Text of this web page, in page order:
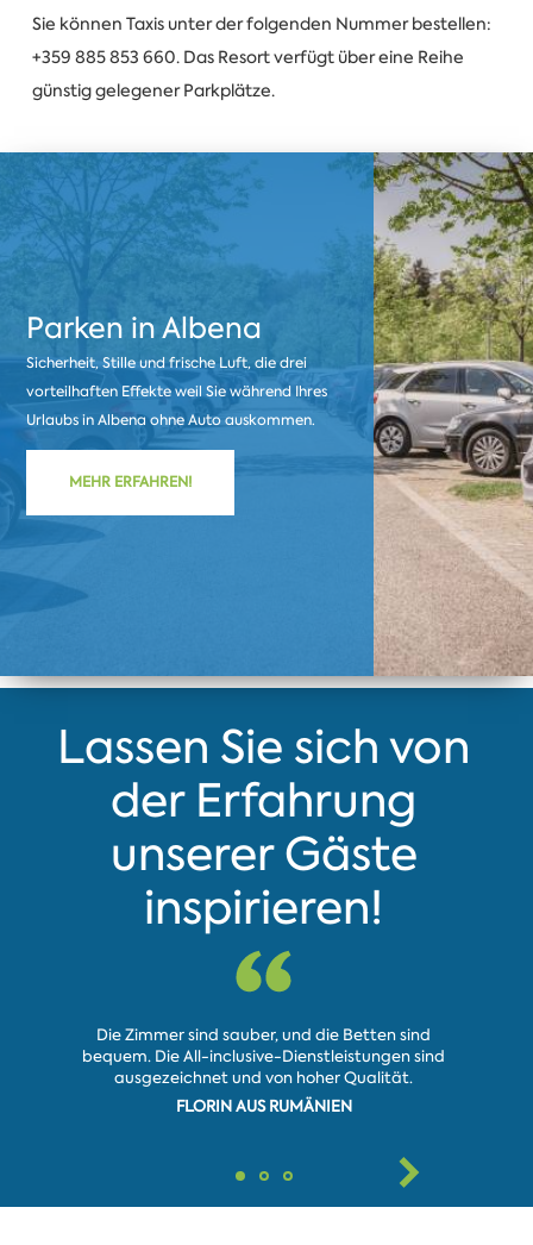
Sie können Taxis unter der folgenden Nummer bestellen:
+359 885 853 660. Das Resort verfügt über eine Reihe
günstig gelegener Parkplätze.
Parken in Albena
Sicherheit, Stille und frische Luft, die drei
vorteilhaften Effekte weil Sie während Ihres
Urlaubs in Albena ohne Auto auskommen.
MEHR ERFAHREN!
Lassen Sie sich von
der Erfahrung
unserer Gäste
inspirieren!
Die Zimmer sind sauber, und die Betten sind
bequem. Die All-inclusive-Dienstleistungen sind
ausgezeichnet und von hoher Qualität.
FLORIN AUS RUMÄNIEN